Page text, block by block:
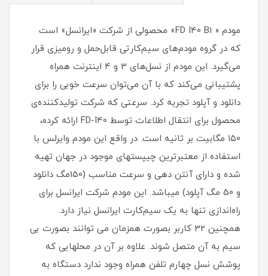
مودم « FD I40 B1» محصولی از شرکت «ایرانسل» است
که در گروه مودم‌های سیم‌کارتی قابل‌حمل و رومیزی قرار
می‌گیرد. این مودم از نسل‌های 3 و 4 اینترنت همراه
پشتیبانی می‌کند که با آن می‌توان سرعت خوبی را برای
دانلود و آپلود تجربه کرد. سرعتی ‌که شرکت تولیدکننده‌ی
محصول برای انتقال اطلاعات توسط FD-I40 ارائه کرده،
۱۵۰ مگابیت بر ثانیه است. در واقع این مودم وایرلس با
استفاده از معتبرترین چیپستهای موجود در جهان تهیه
شده و دارای آنتن دهی و سرعت مناسب (150مگ دانلود
و 50 مگ آپلود) میباشد. این مودم شرکت ایرانسل برای
راه‌اندازی تنها به یک سیم‌کارت ایرانسل نیاز دارد.
همچنین 32 کاربر بصورت همزمان می توانند بصورت بی
سیم به آن متصل شوند. علاوه بر آن در محلهایی که
پوشش نسل چهارم تلفن همراه وجود ندارد دستگاه به